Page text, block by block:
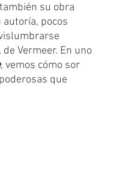
su obra
pocos
Vermeer. En uno
, vemos cómo sor
que